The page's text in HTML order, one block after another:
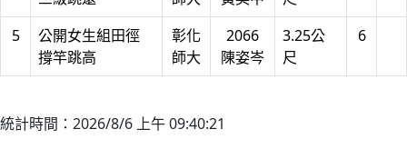
5
公開女生組田徑
撐竿跳高
彰化
師大
2066
陳姿岑
3.25公
尺
6
統計時間：2026/8/6 上午 09:40:21